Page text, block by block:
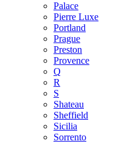
Palace
Pierre Luxe
Portland
Prague
Preston
Provence
Q
R
S
Shateau
Sheffield
Sicilia
Sorrento